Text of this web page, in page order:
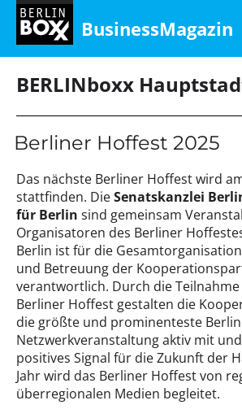
BusinessMagazin
BERLINboxx
Berliner Hoffest 2025
Das nächste Berliner Hoffest wird
stattfinden. DieSenatskanzlei
für Berlin sind gemeinsam
Organisatoren des Berliner
Berlin ist für die
und Betreuung der
verantwortlich. Durch die
Berliner Hoffest gestalten die
die größte und prominenteste
Netzwerkveranstaltung aktiv mit
positives Signal für die Zukunft der
Jahr wird das Berliner Hoffest von
überregionalen Medien begleitet.